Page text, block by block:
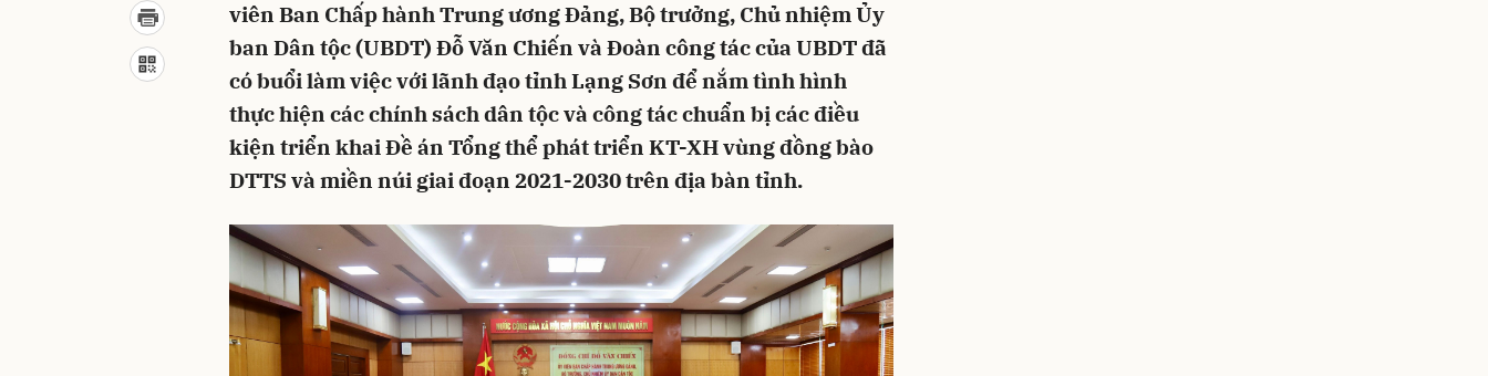
viên Ban Chấp hành Trung ương Đảng, Bộ trưởng, Chủ nhiệm Ủy
ban Dân tộc (UBDT) Đỗ Văn Chiến và Đoàn công tác của UBDT đã
có buổi làm việc với lãnh đạo tỉnh Lạng Sơn để nắm tình hình
thực hiện các chính sách dân tộc và công tác chuẩn bị các điều
kiện triển khai Đề án Tổng thể phát triển KT-XH vùng đồng bào
DTTS và miền núi giai đoạn 2021-2030 trên địa bàn tỉnh.